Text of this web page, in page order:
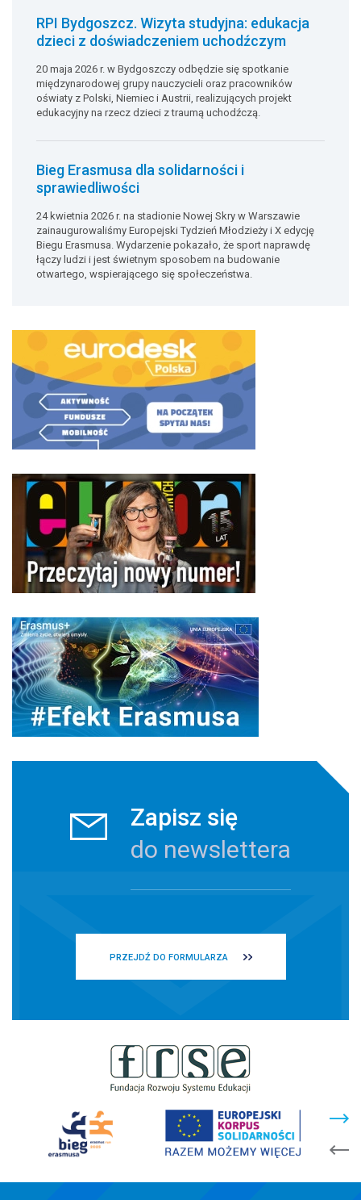
RPI Bydgoszcz. Wizyta studyjna: edukacja
dzieci z doświadczeniem uchodźczym
20 maja 2026 r. w Bydgoszczy odbędzie się spotkanie
międzynarodowej grupy nauczycieli oraz pracowników
oświaty z Polski, Niemiec i Austrii, realizujących projekt
edukacyjny na rzecz dzieci z traumą uchodźczą.
Bieg Erasmusa dla solidarności i
sprawiedliwości
24 kwietnia 2026 r. na stadionie Nowej Skry w Warszawie
zainaugurowaliśmy Europejski Tydzień Młodzieży i X edycję
Biegu Erasmusa. Wydarzenie pokazało, że sport naprawdę
łączy ludzi i jest świetnym sposobem na budowanie
otwartego, wspierającego się społeczeństwa.
Zapisz się
do newslettera
PRZEJDŹ DO FORMULARZA